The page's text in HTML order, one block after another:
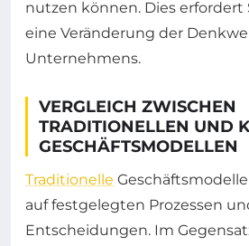
nutzen können. Dies
eine Veränderung der
Unternehmens.
VERGLEICH ZWISCHEN
TRADITIONELLEN UND
GESCHÄFTSMODELLEN
Traditionelle
auf festgelegten Prozessen
Entscheidungen. Im